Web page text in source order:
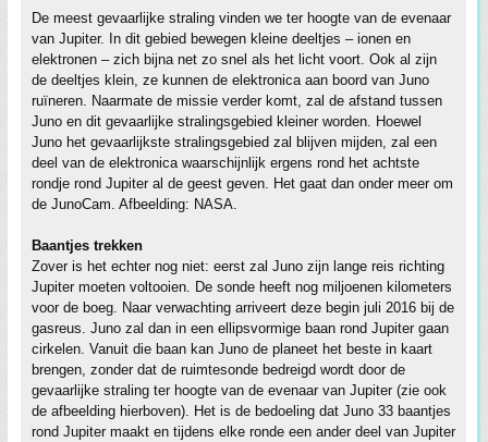
De meest gevaarlijke straling vinden we ter hoogte van de evenaar
van Jupiter. In dit gebied bewegen kleine deeltjes – ionen en
elektronen – zich bijna net zo snel als het licht voort. Ook al zijn
de deeltjes klein, ze kunnen de elektronica aan boord van Juno
ruïneren. Naarmate de missie verder komt, zal de afstand tussen
Juno en dit gevaarlijke stralingsgebied kleiner worden. Hoewel
Juno het gevaarlijkste stralingsgebied zal blijven mijden, zal een
deel van de elektronica waarschijnlijk ergens rond het achtste
rondje rond Jupiter al de geest geven. Het gaat dan onder meer om
de JunoCam. Afbeelding: NASA.
Baantjes trekken
Zover is het echter nog niet: eerst zal Juno zijn lange reis richting
Jupiter moeten voltooien. De sonde heeft nog miljoenen kilometers
voor de boeg. Naar verwachting arriveert deze begin juli 2016 bij de
gasreus. Juno zal dan in een ellipsvormige baan rond Jupiter gaan
cirkelen. Vanuit die baan kan Juno de planeet het beste in kaart
brengen, zonder dat de ruimtesonde bedreigd wordt door de
gevaarlijke straling ter hoogte van de evenaar van Jupiter (zie ook
de afbeelding hierboven). Het is de bedoeling dat Juno 33 baantjes
rond Jupiter maakt en tijdens elke ronde een ander deel van Jupiter